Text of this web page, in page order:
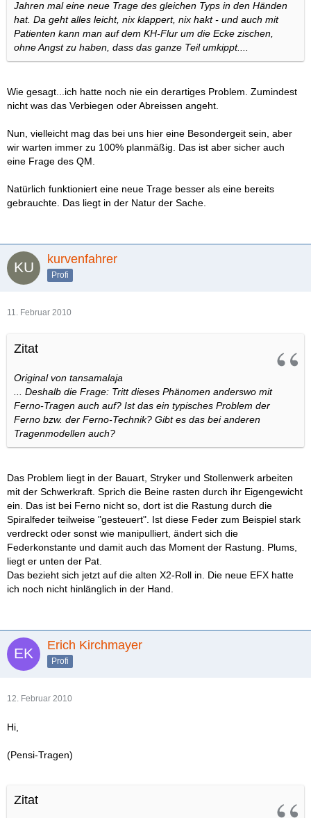
Jahren mal eine neue Trage des gleichen Typs in den Händen
hat. Da geht alles leicht, nix klappert, nix hakt - und auch mit
Patienten kann man auf dem KH-Flur um die Ecke zischen,
ohne Angst zu haben, dass das ganze Teil umkippt....
Wie gesagt...ich hatte noch nie ein derartiges Problem. Zumindest
nicht was das Verbiegen oder Abreissen angeht.
Nun, vielleicht mag das bei uns hier eine Besondergeit sein, aber
wir warten immer zu 100% planmäßig. Das ist aber sicher auch
eine Frage des QM.
Natürlich funktioniert eine neue Trage besser als eine bereits
gebrauchte. Das liegt in der Natur der Sache.
kurvenfahrer
Profi
11. Februar 2010
Zitat
Original von tansamalaja
... Deshalb die Frage: Tritt dieses Phänomen anderswo mit
Ferno-Tragen auch auf? Ist das ein typisches Problem der
Ferno bzw. der Ferno-Technik? Gibt es das bei anderen
Tragenmodellen auch?
Das Problem liegt in der Bauart, Stryker und Stollenwerk arbeiten
mit der Schwerkraft. Sprich die Beine rasten durch ihr Eigengewicht
ein. Das ist bei Ferno nicht so, dort ist die Rastung durch die
Spiralfeder teilweise "gesteuert". Ist diese Feder zum Beispiel stark
verdreckt oder sonst wie manipulliert, ändert sich die
Federkonstante und damit auch das Moment der Rastung. Plums,
liegt er unten der Pat.
Das bezieht sich jetzt auf die alten X2-Roll in. Die neue EFX hatte
ich noch nicht hinlänglich in der Hand.
Erich Kirchmayer
Profi
12. Februar 2010
Hi,
(Pensi-Tragen)
Zitat